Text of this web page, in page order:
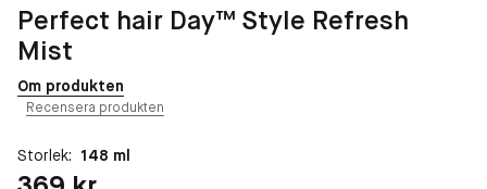
Perfect hair Day™ Style Refresh
Mist
Om produkten
Recensera produkten
Storlek: 148 ml
Pris: 369 kr